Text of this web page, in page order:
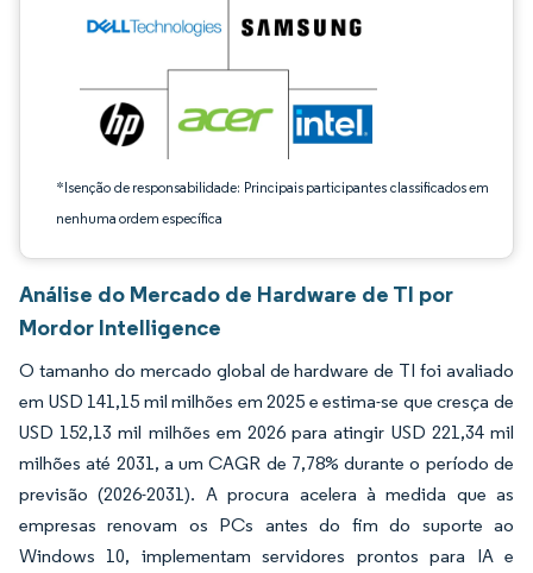
*Isenção de responsabilidade: Principais participantes classificados em
nenhuma ordem específica
Análise do Mercado de Hardware de TI por
Mordor Intelligence
O tamanho do mercado global de hardware de TI foi avaliado
em USD 141,15 mil milhões em 2025 e estima-se que cresça de
USD 152,13 mil milhões em 2026 para atingir USD 221,34 mil
milhões até 2031, a um CAGR de 7,78% durante o período de
previsão (2026-2031). A procura acelera à medida que as
empresas renovam os PCs antes do fim do suporte ao
Windows 10, implementam servidores prontos para IA e